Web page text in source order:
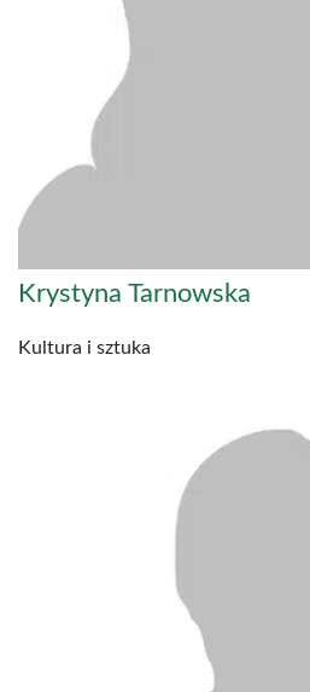
Krystyna Tarnowska
Kultura i sztuka